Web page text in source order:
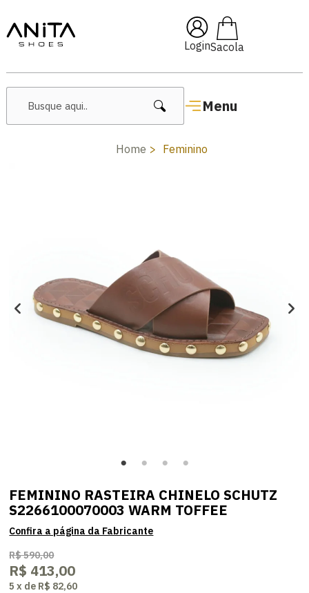
Login
Menu
🔥 Lançamentos Femininos
Home Feminino
FEMININO RASTEIRA CHINELO SCHUTZ
S2266100070003 WARM TOFFEE
R$ 590,00
R$ 413,00
5 x de R$ 82,60